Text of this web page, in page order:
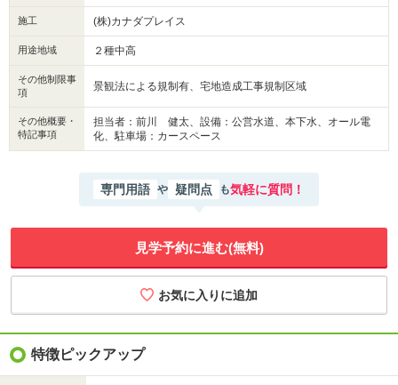
施工 (株)カナダプレイス
用途地域 ２種中高
その他制限事
項
景観法による規制有、宅地造成工事規制区域
その他概要・
特記事項
担当者：前川 健太、設備：公営水道、本下水、オール電
化、駐車場：カースペース
専門用語 や 疑問点 も気軽に質問！
見学予約に進む(無料)
特徴ピックアップ